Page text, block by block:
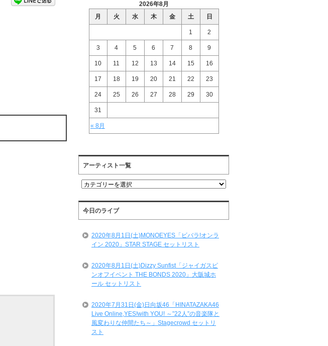
2026年8月
月
火 水 木 金 土 日
« 8月
1 2
3 4 5 6 7 8 9
10 11 12 13 14 15 16
17 18 19 20 21 22 23
24 25 26 27 28 29 30
31
アーティスト一覧
ア
テ
ィ
ス
一
今日のライブ
2020年8月1日(土)MONOEYES「ビバラ!オンラ
イン 2020」STAR STAGE セットリスト
2020年8月1日(土)Dizzy Sunfist「ジャイガスピ
ンオフイベント THE BONDS 2020」大阪城ホ
ール セットリスト
2020年7月31日(金)日向坂46「HINATAZAKA46
Live Online,YES!with YOU! ～”22人”の音楽隊と
風変わりな仲間たち～」Stagecrowd セットリ
スト